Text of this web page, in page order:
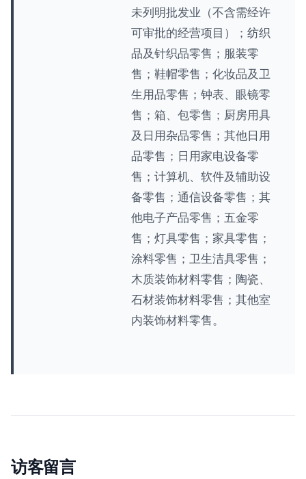
未列明批发业（不含需经许
可审批的经营项目）；纺织
品及针织品零售；服装零
售；鞋帽零售；化妆品及卫
生用品零售；钟表、眼镜零
售；箱、包零售；厨房用具
及日用杂品零售；其他日用
品零售；日用家电设备零
售；计算机、软件及辅助设
备零售；通信设备零售；其
他电子产品零售；五金零
售；灯具零售；家具零售；
涂料零售；卫生洁具零售；
木质装饰材料零售；陶瓷、
石材装饰材料零售；其他室
内装饰材料零售。
访客留言